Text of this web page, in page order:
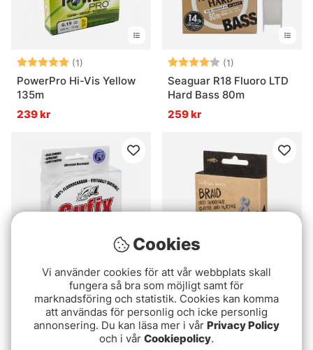
Betyg: (1)
5.0 utav 5 stjärnor
PowerPro Hi-Vis Yellow
135m
239 kr
Betyg: (1)
Seaguar R18 Fluoro LTD
Hard Bass 80m
259 kr
(4)4.3 utav 5 stjärnor
Sufix Super 21
Fluorocarbon 150m Klar
Betyg: (3)4.0 utav 5
Wolfcreek Lures Braid X8
150m Brown
159 kr
Cookies
Vi använder cookies för att vår webbplats skall
fungera så bra som möjligt samt för
marknadsföring och statistik. Cookies kan komma
att användas för personlig och icke personlig
annonsering. Du kan läsa mer i vår Privacy Policy
och i vår Cookiepolicy.